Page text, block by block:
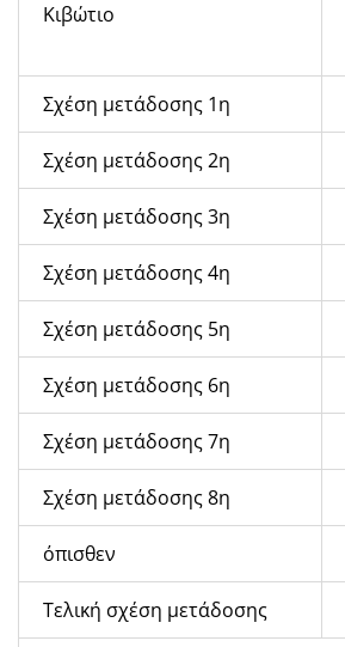
Κιβώτιο
Σχέση μετάδοσης 1η
Σχέση μετάδοσης 2η
Σχέση μετάδοσης 3η
Σχέση μετάδοσης 4η
Σχέση μετάδοσης 5η
Σχέση μετάδοσης 6η
Σχέση μετάδοσης 7η
Σχέση μετάδοσης 8η
όπισθεν
Τελική σχέση μετάδοσης